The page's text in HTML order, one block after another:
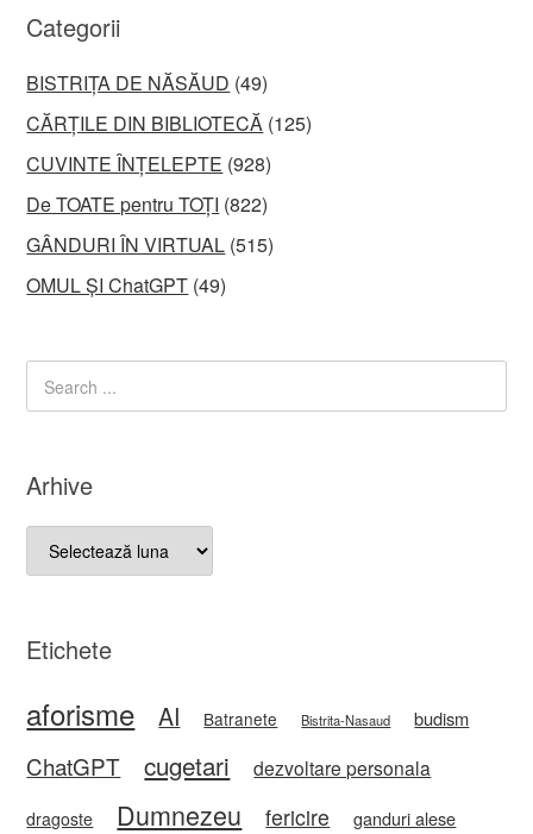
Categorii
BISTRIȚA DE NĂSĂUD (49)
CĂRȚILE DIN BIBLIOTECĂ (125)
CUVINTE ÎNȚELEPTE (928)
De TOATE pentru TOȚI (822)
GÂNDURI ÎN VIRTUAL (515)
OMUL ȘI ChatGPT (49)
Arhive
Arhive
Etichete
aforisme AI Batranete Bistrita-Nasaud budism
ChatGPT cugetari dezvoltare personala
dragoste Dumnezeu fericire ganduri alese